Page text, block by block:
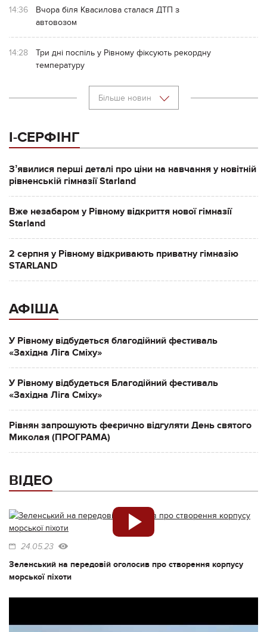
14:36
Вчора біля Квасилова сталася ДТП з
автовозом
14:28
Три дні поспіль у Рівному фіксують рекордну
температуру
Більше новин
І-СЕРФІНГ
Зʼявилися перші деталі про ціни на навчання у новітній
рівненській гімназії Starland
Вже незабаром у Рівному відкриття нової гімназії
Starland
2 серпня у Рівному відкривають приватну гімназію
STARLAND
АФІША
У Рівному відбудеться благодійний фестиваль
«Західна Ліга Сміху»
У Рівному відбудеться Благодійний фестиваль
«Західна Ліга Сміху»
Рівнян запрошують феєрично відгуляти День святого
Миколая (ПРОГРАМА)
ВІДЕО
24.05.23
Зеленський на передовій оголосив про створення корпусу
морської піхоти